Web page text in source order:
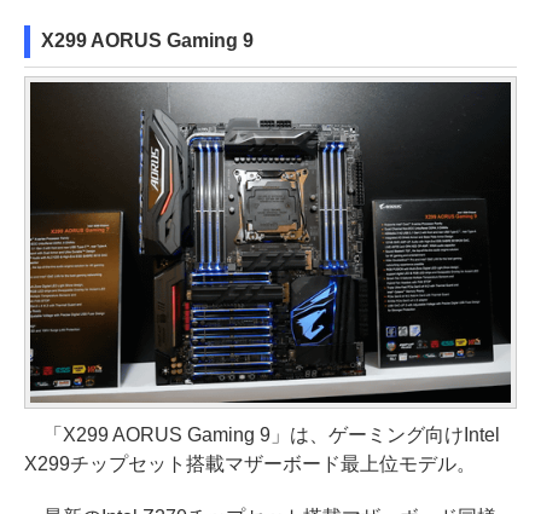
X299 AORUS Gaming 9
「X299 AORUS Gaming 9」は、ゲーミング向けIntel
X299チップセット搭載マザーボード最上位モデル。